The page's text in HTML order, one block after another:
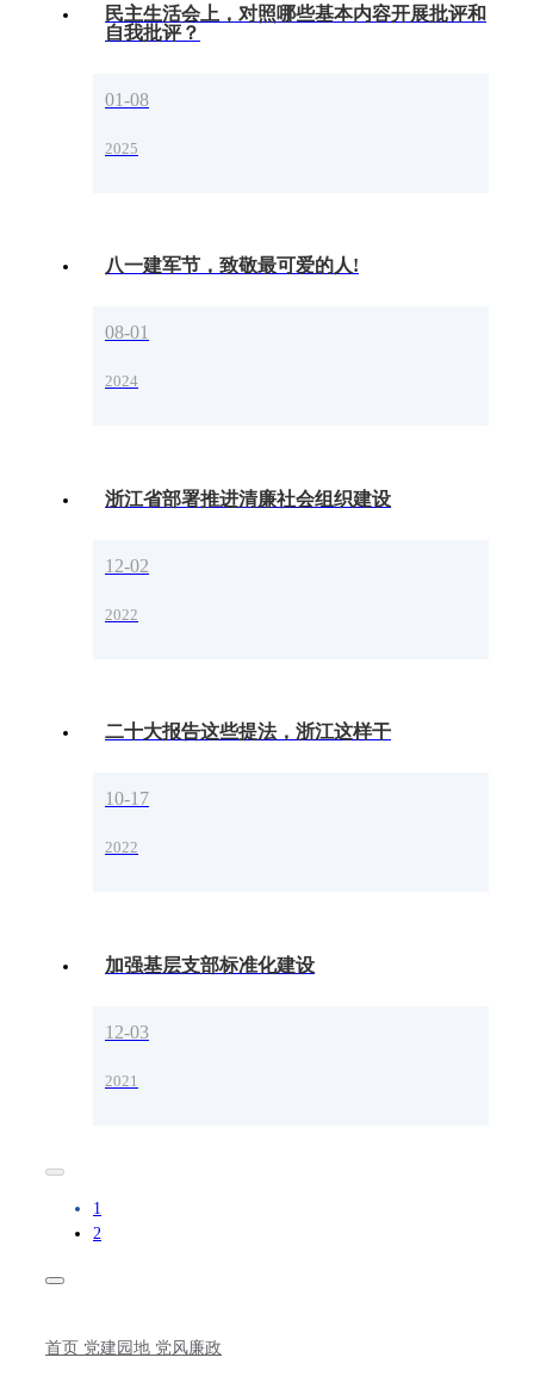
民主生活会上，对照哪些基本内容开展批评和
自我批评？
01-08
2025
八一建军节，致敬最可爱的人!
08-01
2024
浙江省部署推进清廉社会组织建设
12-02
2022
二十大报告这些提法，浙江这样干
10-17
2022
加强基层支部标准化建设
12-03
2021
1
2
首页 党建园地 党风廉政